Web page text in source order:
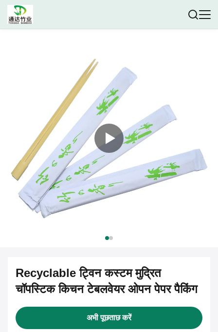
Recyclable ट्विन कस्टम मुद्रित
चॉपस्टिक किचन टेबलवेयर ओपन पेपर पैकिंग
अभी पूछताछ करें